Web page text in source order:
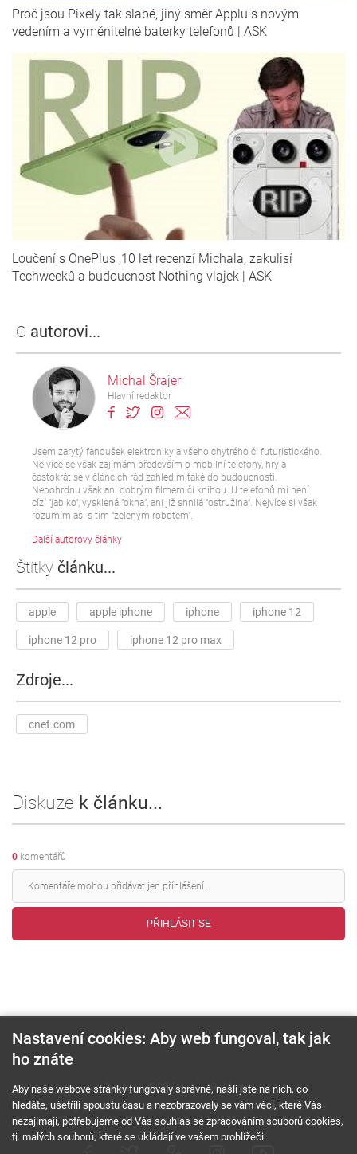
O autorovi...
Michal Šrajer
Hlavní redaktor
Jsem zarytý fanoušek elektroniky a všeho chytrého či futuristického.
Nejvíce se však zajímám především o mobilní telefony, hry a
častokrát se v článcích rád zahledím také do budoucnosti.
Nepohrdnu však ani dobrým filmem či knihou. U telefonů mi není
cízí "jablko", vysklená "okna", ani již shnilá "ostružina". Nejvíce si však
rozumím asi s tím "zeleným robotem".
Další autorovy články
Štítky článku...
apple apple iphone iphone iphone 12
iphone 12 pro iphone 12 pro max
Zdroje...
cnet.com
Proč jsou Pixely tak slabé, jiný směr Applu s novým
vedením a vyměnitelné baterky telefonů | ASK
Loučení s OnePlus ,10 let recenzí Michala, zakulisí
Techweeků a budoucnost Nothing vlajek | ASK
Diskuze k článku...
0 komentářů
PŘIHLÁSIT SE
O nás RSS feed
Reklama
Podmínky použití a ochrana soukromí
Cookies Kariéra
Nastavení cookies: Aby web fungoval, tak jak
ho znáte
Aby naše webové stránky fungovaly správně, našli jste na nich, co
hledáte, ušetřili spoustu času a nezobrazovaly se vám věci, které Vás
nezajímají, potřebujeme od Vás souhlas se zpracováním souborů cookies,
tj. malých souborů, které se ukládají ve vašem prohlížeči.